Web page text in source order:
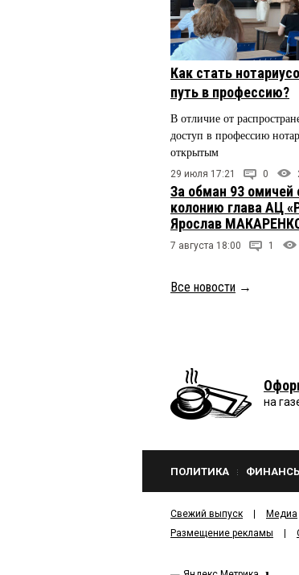
Как стать
путь в профессию?
В отличие от
доступ в профессию
открытым
29 июля 17:21 0
За обман 93 омичей
колонию глава АЦ
Ярослав
7 августа 18:00 1
Все новости →
на
ПОЛИТИКА
Свежий выпуск Медиа
Размещение рекламы